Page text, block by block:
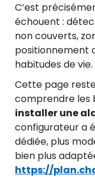
C’est
échouent :
non couverts,
positionnement
habitudes de vie.
Cette page
comprendre les
installer une
configurateur a
dédiée, plus
bien plus
https://